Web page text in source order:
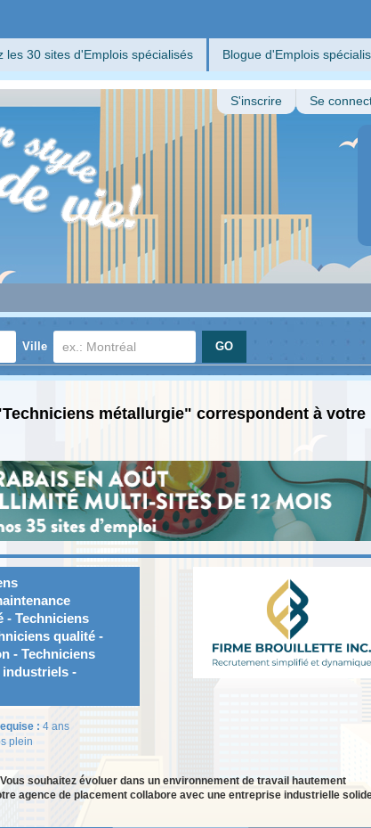
les 30 sites d'Emplois spécialisés Blogue d'Emplois
S'inscrire Se
Ville
métallurgie" correspondent à votre
- Techniciens
qualité -
- Techniciens
industriels -
: 4 ans
plein
souhaitez évoluer dans un environnement de travail hautement
agence de placement collabore avec une entreprise industrielle